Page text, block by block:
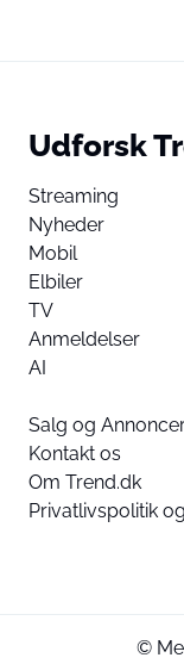
Udforsk
Streaming
Nyheder
Mobil
Elbiler
TV
Anmeldelser
AI
Salg og
Kontakt os
Om Trend.dk
Privatlivspolitik
©